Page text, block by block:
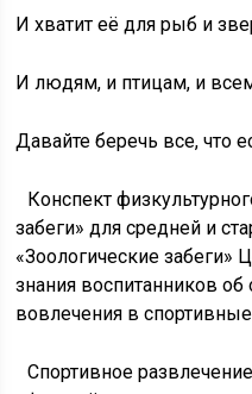
И хватит её для рыб и
И людям, и птицам, и
Давайте беречь все, что
и
путём вовлечения в